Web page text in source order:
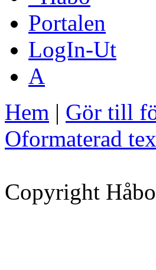
Portalen
LogIn-Ut
A
Hem | Gör till
Oformaterad
Copyright